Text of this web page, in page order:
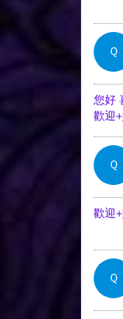
Q
您好
歡迎
Q
歡迎
Q